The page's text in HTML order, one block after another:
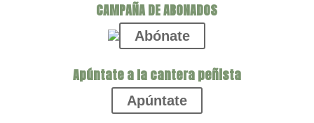
CAMPAÑA DE ABONADOS
Abónate
Apúntate a la cantera peñista
Apúntate